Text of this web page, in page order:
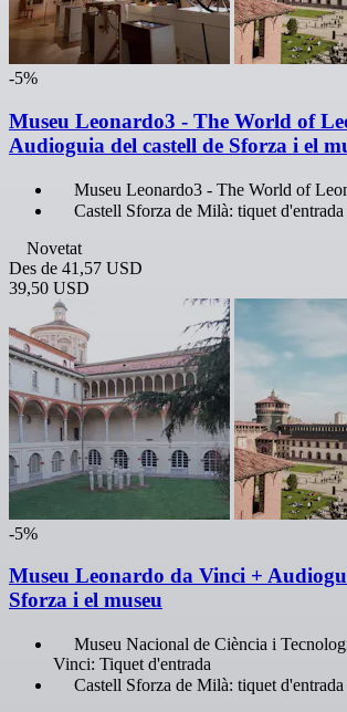
-5%
Museu Leonardo3 - The World of
Audioguia del castell de Sforza i el
Museu Leonardo3 - The World of
Castell Sforza de Milà: tiquet
Novetat
Des de 41,57 USD
39,50 USD
-5%
Museu Leonardo da Vinci +
Sforza i el museu
Museu Nacional de Ciència i
Vinci: Tiquet d'entrada
Castell Sforza de Milà: tiquet